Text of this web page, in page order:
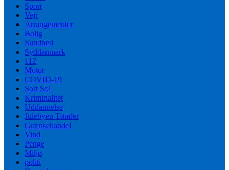
Sport
Vejr
Arrangementer
Bolig
Sundhed
Syddanmark
112
Motor
COVID-19
Sort Sol
Kriminalitet
Uddannelse
Julebyen Tønder
Grænsehandel
Vind
Penge
Miljø
politi